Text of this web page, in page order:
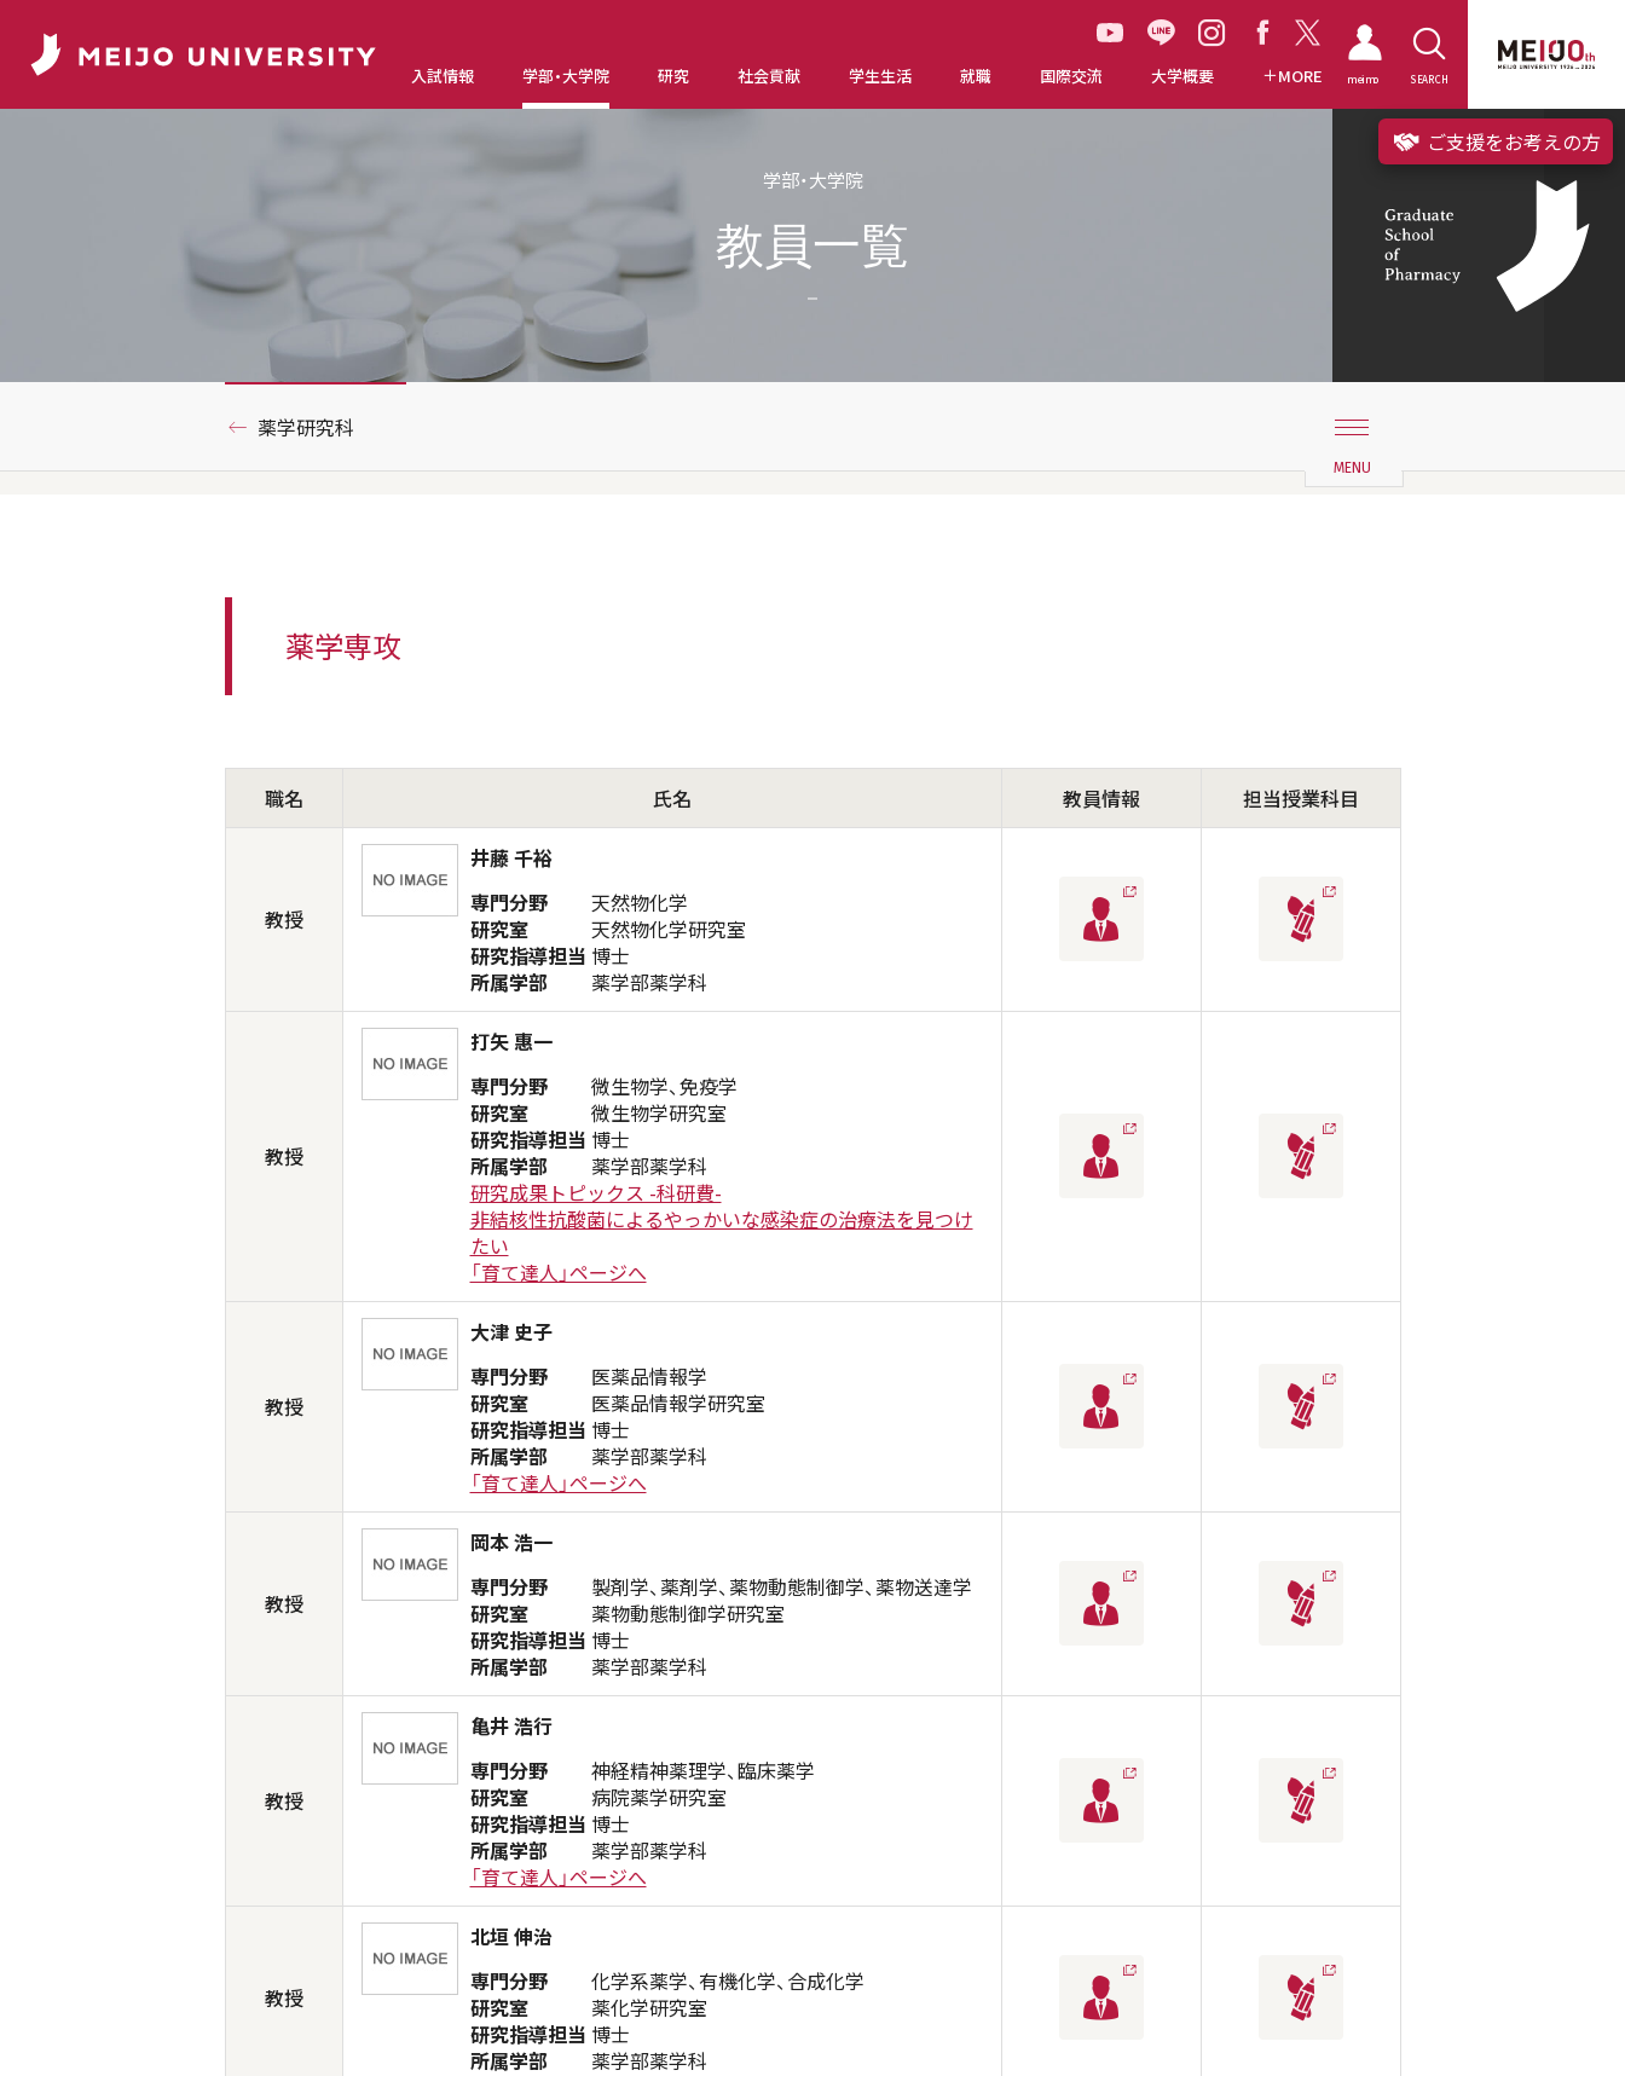
入試情報 学部・大学院 研究 社会貢献 学生生活 就職 国際交流 大学概要 MORE meimo SEARCH
ご支援をお考えの方
学部・大学院
教員一覧
薬学研究科
薬学専攻
職名 氏名 教員情報 担当授業科目
教授
井藤 千裕
専門分野
天然物化学
研究室
天然物化学研究室
研究指導担当 博士
所属学部
薬学部薬学科
教授
打矢 惠一
専門分野
微生物学、免疫学
研究室
微生物学研究室
研究指導担当 博士
所属学部
薬学部薬学科
研究成果トピックス -科研費-
非結核性抗酸菌によるやっかいな感染症の治療法を見つけ
たい
「育て達人」ページへ
教授
大津 史子
専門分野
医薬品情報学
研究室
医薬品情報学研究室
研究指導担当 博士
所属学部
薬学部薬学科
「育て達人」ページへ
教授
岡本 浩一
専門分野
製剤学、薬剤学、薬物動態制御学、薬物送達学
研究室
薬物動態制御学研究室
研究指導担当 博士
所属学部
薬学部薬学科
教授
亀井 浩行
専門分野
神経精神薬理学、臨床薬学
研究室
病院薬学研究室
研究指導担当 博士
所属学部
薬学部薬学科
「育て達人」ページへ
教授
北垣 伸治
専門分野
化学系薬学、有機化学、合成化学
研究室
薬化学研究室
研究指導担当 博士
所属学部
薬学部薬学科